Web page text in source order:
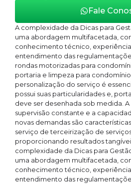
Fale
A complexidade da Dicas para
uma abordagem multifacetada,
conhecimento técnico,
entendimento das
rondas motorizadas para
portaria e limpeza para
personalização do serviço é
possui suas particularidades e,
deve ser desenhada sob medida.
supervisão constante e a
novas demandas são
serviço de terceirização de
proporcionando resultados
complexidade da Dicas para
uma abordagem multifacetada,
conhecimento técnico,
entendimento das